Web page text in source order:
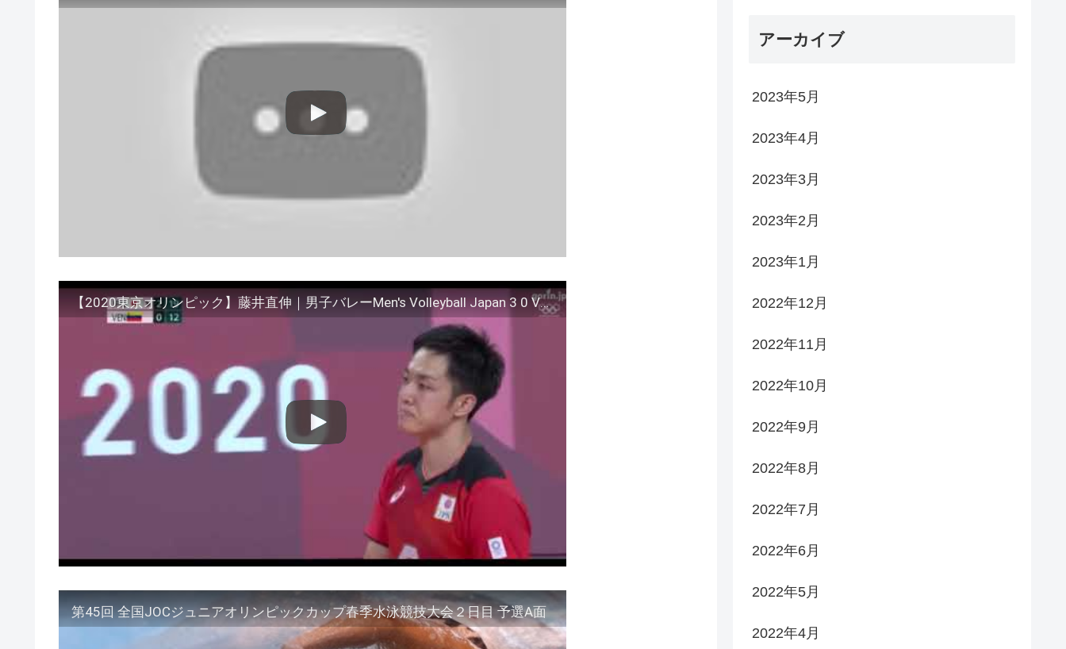
【2020東京オリンピック】藤井直伸｜男子バレーMen's Volleyball Japan 3 0 VEN Olympics Tokyo 2020
第45回 全国JOCジュニアオリンピックカップ春季水泳競技大会２日目 予選A面
アーカイブ
2023年5月
2023年4月
2023年3月
2023年2月
2023年1月
2022年12月
2022年11月
2022年10月
2022年9月
2022年8月
2022年7月
2022年6月
2022年5月
2022年4月